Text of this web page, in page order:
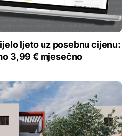
ljeto uz posebnu cijenu:
3,99 € mjesečno